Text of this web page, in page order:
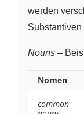
werden
Nouns –
Nomen
common